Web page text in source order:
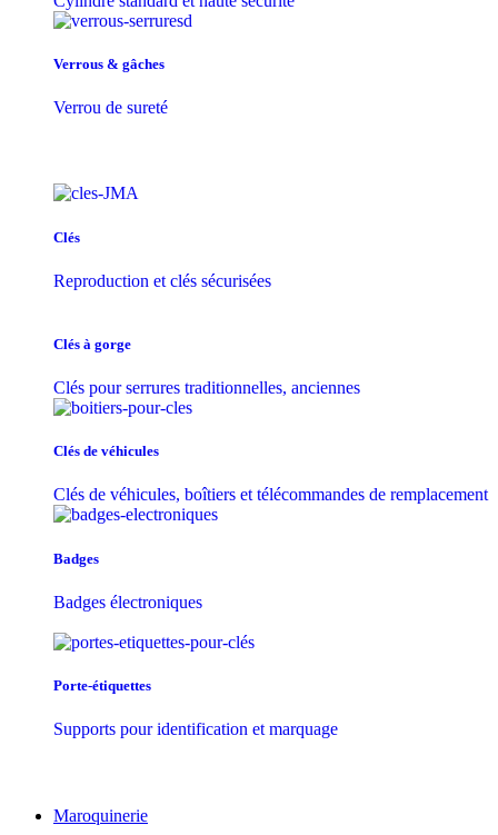
Verrous & gâches
Verrou de sureté
Clés
Reproduction et clés sécurisées
Clés à gorge
Clés pour serrures traditionnelles, anciennes
Clés de véhicules
Clés de véhicules, boîtiers et télécommandes de remplacement
Badges
Badges électroniques
Porte-étiquettes
Supports pour identification et marquage
Maroquinerie